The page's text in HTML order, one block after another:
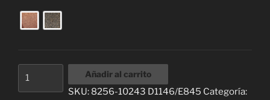
Añadir al carrito
SKU: 8256-10243 D1146/E845 Categoría: